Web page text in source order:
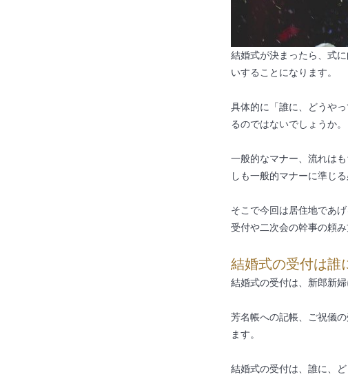
結婚式が決まったら、式
いすることになります。
具体的に「誰に、どうや
るのではないでしょうか。
一般的なマナー、流れは
しも一般的マナーに準じ
そこで今回は居住地であ
受付や二次会の幹事の頼
結婚式の受付は誰
結婚式の受付は、新郎新
芳名帳への記帳、ご祝儀
ます。
結婚式の受付は、誰に、